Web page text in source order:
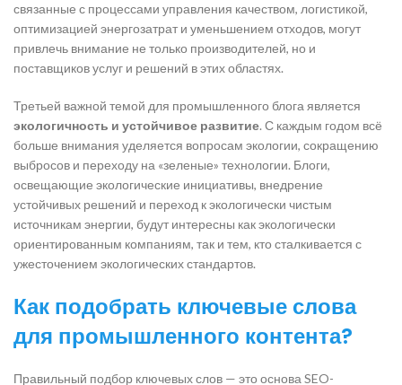
связанные с процессами управления качеством, логистикой,
оптимизацией энергозатрат и уменьшением отходов, могут
привлечь внимание не только производителей, но и
поставщиков услуг и решений в этих областях.
Третьей важной темой для промышленного блога является
экологичность и устойчивое развитие. С каждым годом всё
больше внимания уделяется вопросам экологии, сокращению
выбросов и переходу на «зеленые» технологии. Блоги,
освещающие экологические инициативы, внедрение
устойчивых решений и переход к экологически чистым
источникам энергии, будут интересны как экологически
ориентированным компаниям, так и тем, кто сталкивается с
ужесточением экологических стандартов.
Как подобрать ключевые слова
для промышленного контента?
Правильный подбор ключевых слов — это основа SEO-